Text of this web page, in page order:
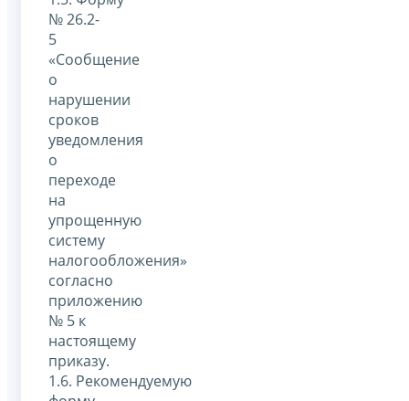
№ 26.2-
5
«Сообщение
о
нарушении
сроков
уведомления
о
переходе
на
упрощенную
систему
налогообложения»
согласно
приложению
№ 5 к
настоящему
приказу.
1.6. Рекомендуемую